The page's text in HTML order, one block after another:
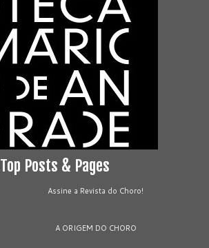
Top Posts & Pages
Assine a Revista do Choro!
A ORIGEM DO CHORO